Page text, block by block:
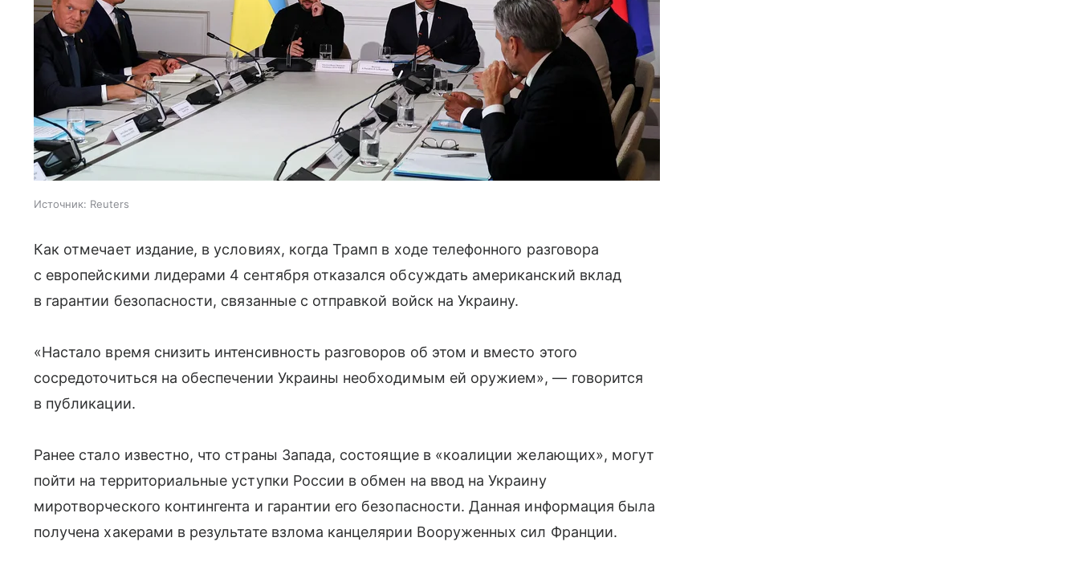
Источник: Reuters
Как отмечает издание, в условиях, когда Трамп в ходе телефонного разговора
с европейскими лидерами 4 сентября отказался обсуждать американский вклад
в гарантии безопасности, связанные с отправкой войск на Украину.
«Настало время снизить интенсивность разговоров об этом и вместо этого
сосредоточиться на обеспечении Украины необходимым ей оружием», — говорится
в публикации.
Ранее стало известно, что страны Запада, состоящие в «коалиции желающих», могут
пойти на территориальные уступки России в обмен на ввод на Украину
миротворческого контингента и гарантии его безопасности. Данная информация была
получена хакерами в результате взлома канцелярии Вооруженных сил Франции.